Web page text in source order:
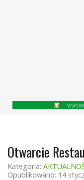
Otwarcie
Kategoria:
Opublikowano: 14